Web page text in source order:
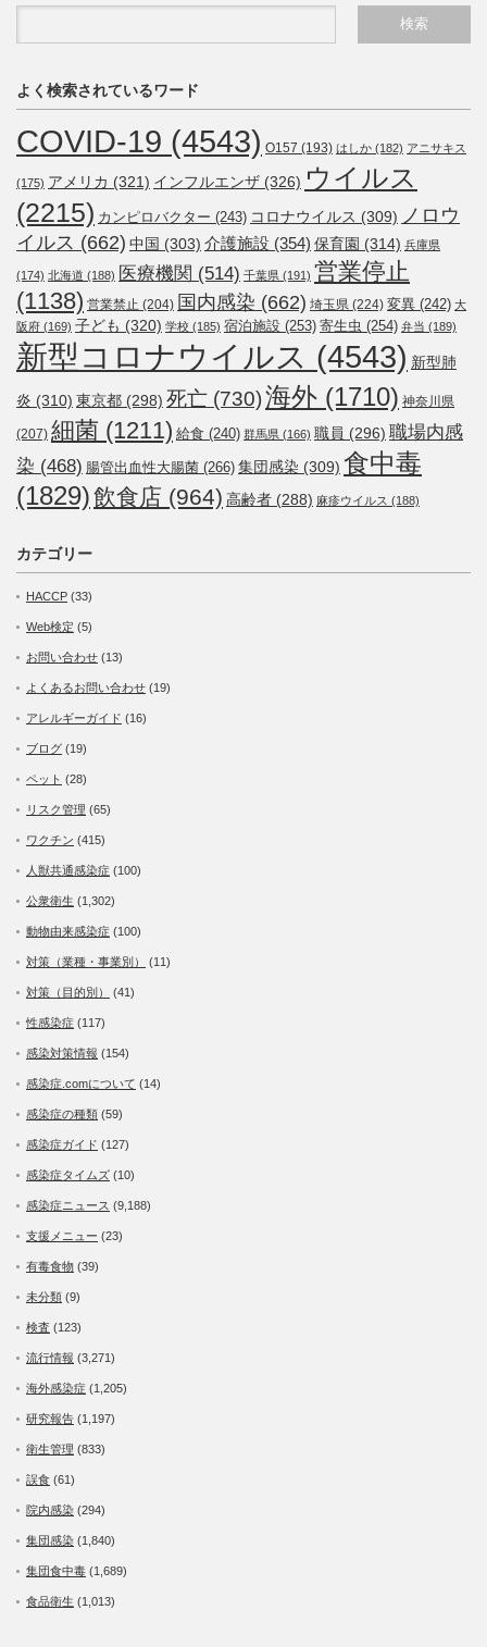
よく検索されているワード
COVID-19 (4543) O157 (193) はしか (182) アニサキス
(175) アメリカ (321) インフルエンザ (326) ウイルス
(2215) カンピロバクター (243) コロナウイルス (309) ノロウ
イルス (662) 中国 (303) 介護施設 (354) 保育園 (314) 兵庫県
(174) 北海道 (188) 医療機関 (514) 千葉県 (191) 営業停止
(1138) 営業禁止 (204) 国内感染 (662) 埼玉県 (224) 変異 (242) 大
阪府 (169) 子ども (320) 学校 (185) 宿泊施設 (253) 寄生虫 (254) 弁当 (189)
新型コロナウイルス (4543) 新型肺
炎 (310) 東京都 (298) 死亡 (730)海外 (1710) 神奈川県
(207) 細菌 (1211) 給食 (240) 群馬県 (166) 職員 (296) 職場内感
染 (468) 腸管出血性大腸菌 (266) 集団感染 (309) 食中毒
(1829)飲食店 (964) 高齢者 (288) 麻疹ウイルス (188)
カテゴリー
HACCP (33)
Web検定 (5)
お問い合わせ (13)
よくあるお問い合わせ (19)
アレルギーガイド (16)
ブログ (19)
ペット (28)
リスク管理 (65)
ワクチン (415)
人獣共通感染症 (100)
公衆衛生 (1,302)
動物由来感染症 (100)
対策（業種・事業別） (11)
対策（目的別） (41)
性感染症 (117)
感染対策情報 (154)
感染症.comについて (14)
感染症の種類 (59)
感染症ガイド (127)
感染症タイムズ (10)
感染症ニュース (9,188)
支援メニュー (23)
有毒食物 (39)
未分類 (9)
検査 (123)
流行情報 (3,271)
海外感染症 (1,205)
研究報告 (1,197)
衛生管理 (833)
誤食 (61)
院内感染 (294)
集団感染 (1,840)
集団食中毒 (1,689)
食品衛生 (1,013)